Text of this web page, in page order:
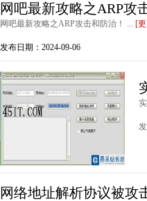
网吧最新攻略之ARP攻
网吧最新攻略之ARP攻击和防治！ ... [
发布日期：2024-09-06
网络地址解析协议被攻